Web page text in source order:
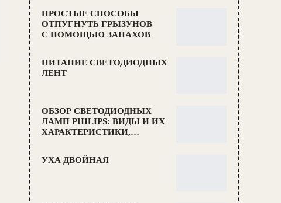
ПРОСТЫЕ СПОСОБЫ
ОТПУГНУТЬ ГРЫЗУНОВ
С ПОМОЩЬЮ ЗАПАХОВ
ПИТАНИЕ СВЕТОДИОДНЫХ
ЛЕНТ
ОБЗОР СВЕТОДИОДНЫХ
ЛАМП PHILIPS: ВИДЫ И ИХ
ХАРАКТЕРИСТИКИ,…
УХА ДВОЙНАЯ